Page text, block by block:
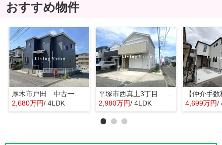
おすすめ物件
厚木市戸田 中古一戸建て
2,680万円/ 4LDK
平塚市西真土3丁目 中古一戸建て
2,980万円/ 4LDK 4,699万円/